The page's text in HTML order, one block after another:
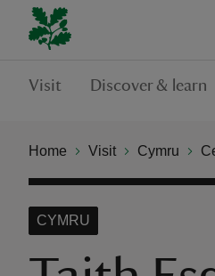
Visit Discover & learn
Home Visit Cymru
CYMRU